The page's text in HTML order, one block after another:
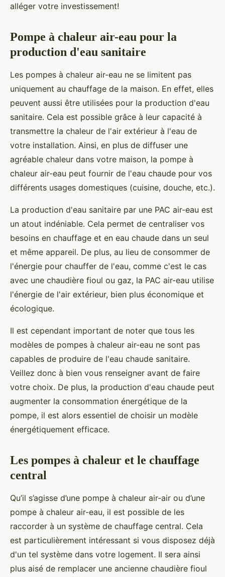
alléger votre investissement!
Pompe à chaleur air-eau pour la
production d'eau sanitaire
Les pompes à chaleur air-eau ne se limitent pas
uniquement au chauffage de la maison. En effet, elles
peuvent aussi être utilisées pour la production d'eau
sanitaire. Cela est possible grâce à leur capacité à
transmettre la chaleur de l'air extérieur à l'eau de
votre installation. Ainsi, en plus de diffuser une
agréable chaleur dans votre maison, la pompe à
chaleur air-eau peut fournir de l'eau chaude pour vos
différents usages domestiques (cuisine, douche, etc.).
La production d'eau sanitaire par une PAC air-eau est
un atout indéniable. Cela permet de centraliser vos
besoins en chauffage et en eau chaude dans un seul
et même appareil. De plus, au lieu de consommer de
l'énergie pour chauffer de l'eau, comme c'est le cas
avec une chaudière fioul ou gaz, la PAC air-eau utilise
l'énergie de l'air extérieur, bien plus économique et
écologique.
Il est cependant important de noter que tous les
modèles de pompes à chaleur air-eau ne sont pas
capables de produire de l'eau chaude sanitaire.
Veillez donc à bien vous renseigner avant de faire
votre choix. De plus, la production d'eau chaude peut
augmenter la consommation énergétique de la
pompe, il est alors essentiel de choisir un modèle
énergétiquement efficace.
Les pompes à chaleur et le chauffage
central
Qu’il s’agisse d’une pompe à chaleur air-air ou d’une
pompe à chaleur air-eau, il est possible de les
raccorder à un système de chauffage central. Cela
est particulièrement intéressant si vous disposez déjà
d'un tel système dans votre logement. Il sera ainsi
plus aisé de remplacer une ancienne chaudière fioul